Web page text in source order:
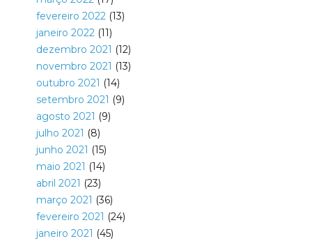
fevereiro 2022(13)
janeiro 2022(11)
dezembro 2021 (12)
novembro 2021 (13)
outubro 2021 (14)
setembro 2021 (9)
agosto 2021 (9)
julho 2021 (8)
junho 2021 (15)
maio 2021 (14)
abril 2021 (23)
março 2021 (36)
fevereiro 2021 (24)
janeiro 2021 (45)